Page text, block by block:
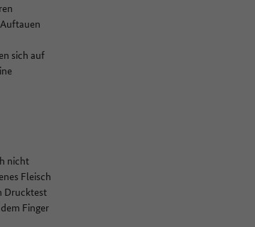
sich auf
nicht
Fleisch
Drucktest
Finger